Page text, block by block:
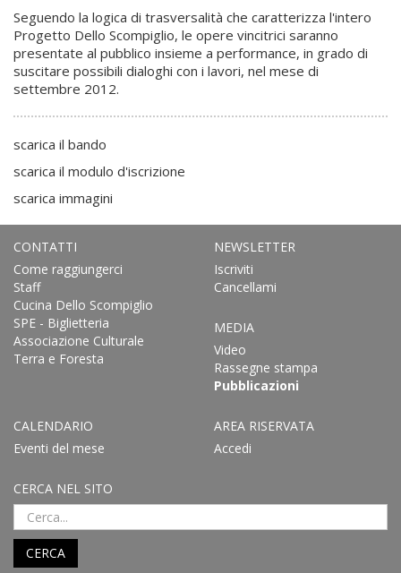
Seguendo la logica di trasversalità che caratterizza l'intero
Progetto Dello Scompiglio, le opere vincitrici saranno
presentate al pubblico insieme a performance, in grado di
suscitare possibili dialoghi con i lavori, nel mese di
settembre 2012.
scarica il bando
scarica il modulo d'iscrizione
scarica immagini
CONTATTI
Come raggiungerci
Staff
Cucina Dello Scompiglio
SPE - Biglietteria
Associazione Culturale
Terra e Foresta
NEWSLETTER
Iscriviti
Cancellami
MEDIA
Video
Rassegne stampa
Pubblicazioni
CALENDARIO
Eventi del mese
AREA RISERVATA
Accedi
CERCA NEL SITO
CERCA